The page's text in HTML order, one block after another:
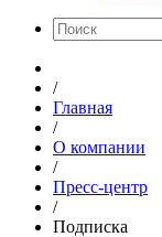
/
Главная
/
О компании
/
Пресс-центр
/
Подписка